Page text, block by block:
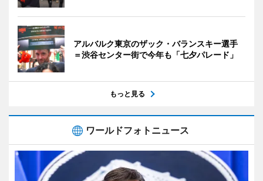
アルバルク東京のザック・バランスキー選手
＝渋谷センター街で今年も「七夕パレード」
もっと見る
ワールドフォトニュース